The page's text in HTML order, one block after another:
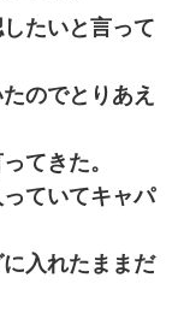
たいと言って
のでとりあえ
てきた。
ていてキャパ
入れたままだ